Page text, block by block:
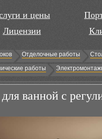
и цены
Лицензии
Отделочные работы
работы
ванной с